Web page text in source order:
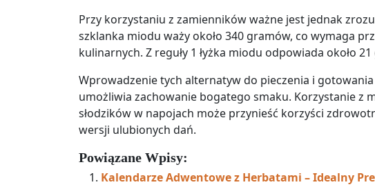
Przy korzystaniu z zamienników ważne jest jednak
szklanka miodu waży około 340 gramów, co wymaga
kulinarnych. Z reguły 1 łyżka miodu odpowiada około
Wprowadzenie tych alternatyw do pieczenia i
umożliwia zachowanie bogatego smaku. Korzystanie z
słodzików w napojach może przynieść korzyści
wersji ulubionych dań.
Powiązane Wpisy:
Kalendarze Adwentowe z Herbatami – Idealny